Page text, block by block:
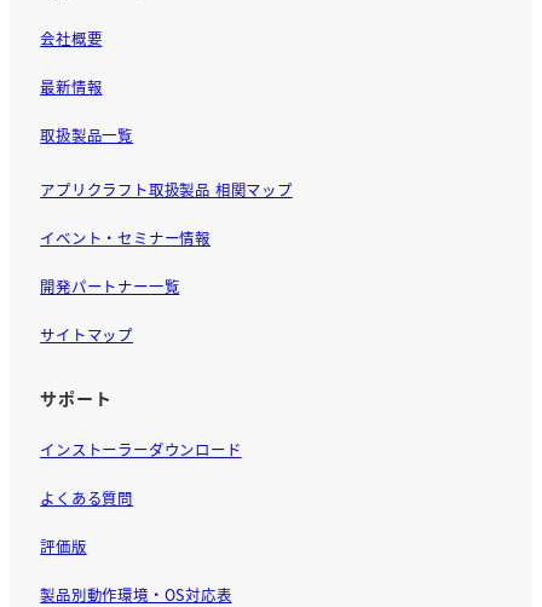
会社概要
最新情報
取扱製品一覧
アプリクラフト取扱製品 相関マップ
イベント・セミナー情報
開発パートナー一覧
サイトマップ
サポート
インストーラーダウンロード
よくある質問
評価版
製品別動作環境・OS対応表